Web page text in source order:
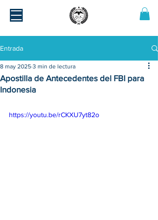
Entrada
Apostilla de Antecedentes del FBI para
Indonesia
8 may 2025 3 min de lectura
https://youtu.be/rCKXU7yt82o